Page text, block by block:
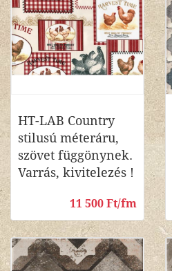
HT-LAB Country
stilusú méteráru,
szövet függönynek.
Varrás, kivitelezés !
11 500 Ft/fm